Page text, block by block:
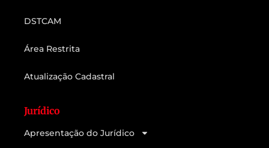
DSTCAM
Área Restrita
Atualização Cadastral
Jurídico
Apresentação do Jurídico